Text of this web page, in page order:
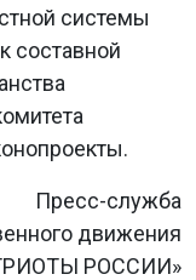
системы
составной
Пресс-служба
движения
РОССИИ»